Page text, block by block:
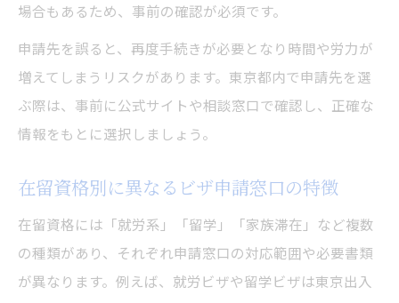
場合もあるため、事前の確認が必須です。
申請先を誤ると、再度手続きが必要となり時間や労力が
増えてしまうリスクがあります。東京都内で申請先を選
ぶ際は、事前に公式サイトや相談窓口で確認し、正確な
情報をもとに選択しましょう。
在留資格別に異なるビザ申請窓口の特徴
在留資格には「就労系」「留学」「家族滞在」など複数
の種類があり、それぞれ申請窓口の対応範囲や必要書類
が異なります。例えば、就労ビザや留学ビザは東京出入